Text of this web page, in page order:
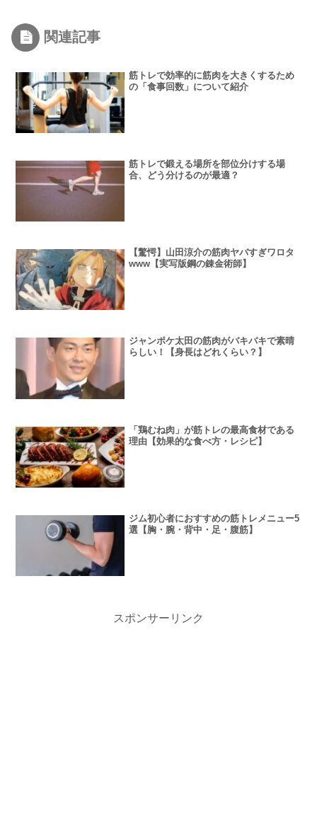
関連記事
筋トレで効率的に筋肉を大きくするため
の「食事回数」について紹介
筋トレで鍛える場所を部位分けする場
合、どう分けるのが最適？
【驚愕】山田涼介の筋肉ヤバすぎワロタ
www【実写版鋼の錬金術師】
ジャンポケ太田の筋肉がバキバキで素晴
らしい！【身長はどれくらい？】
「鶏むね肉」が筋トレの最高食材である
理由【効果的な食べ方・レシピ】
ジム初心者におすすめの筋トレメニュー5
選【胸・腕・背中・足・腹筋】
スポンサーリンク